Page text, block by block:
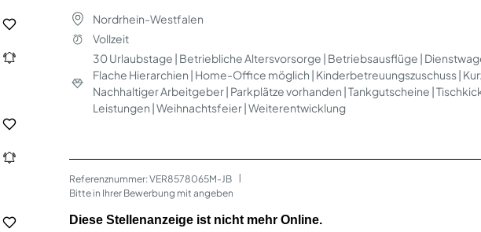
Nordrhein-Westfalen
Vollzeit
30 Urlaubstage | Betriebliche Altersvorsorge | Betriebsausflüge |
Flache Hierarchien | Home-Office möglich | Kinderbetreuungszuschuss |
Nachhaltiger Arbeitgeber | Parkplätze vorhanden | Tankgutscheine |
Leistungen | Weihnachtsfeier | Weiterentwicklung
Referenznummer: VER8578065M-JB
Bitte in Ihrer Bewerbung mit angeben